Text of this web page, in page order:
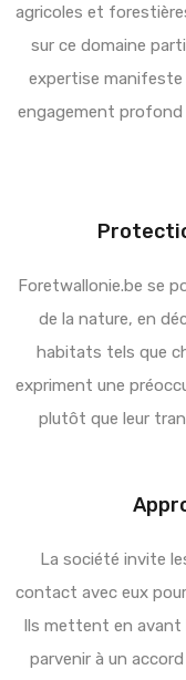
agricoles et
sur ce domaine
expertise manifeste
engagement
Foretwallonie.be se
de la nature, en
habitats tels que
expriment une
plutôt que leur
La société invite
contact avec eux
Ils mettent en avant
parvenir à un